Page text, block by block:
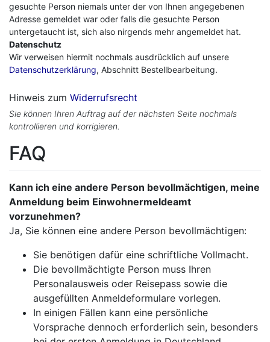
gesuchte Person niemals unter der von Ihnen angegebenen
Adresse gemeldet war oder falls die gesuchte Person
untergetaucht ist, sich also nirgends mehr angemeldet hat.
Datenschutz
Wir verweisen hiermit nochmals ausdrücklich auf unsere
Datenschutzerklärung, Abschnitt Bestellbearbeitung.
Hinweis zum Widerrufsrecht
Sie können Ihren Auftrag auf der nächsten Seite nochmals
kontrollieren und korrigieren.
FAQ
Kann ich eine andere Person bevollmächtigen, meine
Anmeldung beim Einwohnermeldeamt
vorzunehmen?
Ja, Sie können eine andere Person bevollmächtigen:
Sie benötigen dafür eine schriftliche Vollmacht.
Die bevollmächtigte Person muss Ihren
Personalausweis oder Reisepass sowie die
ausgefüllten Anmeldeformulare vorlegen.
In einigen Fällen kann eine persönliche
Vorsprache dennoch erforderlich sein, besonders